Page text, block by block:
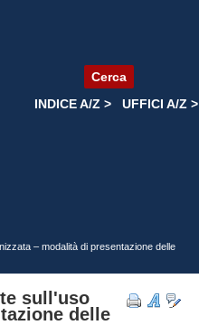
Cerca
INDICE A/Z >
UFFICI A/Z >
– modalità di presentazione delle
sull'uso
delle